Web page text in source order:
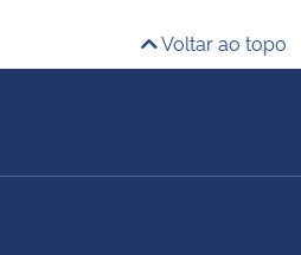
Voltar ao topo